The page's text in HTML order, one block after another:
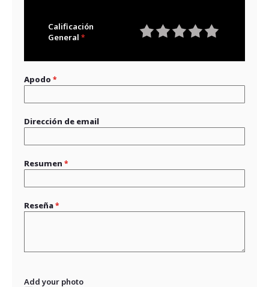
Calificación
General
Apodo
Dirección de email
Resumen
Reseña
Add your photo